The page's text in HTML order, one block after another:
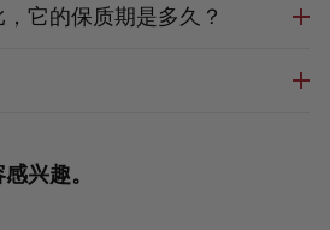
它的保质期是多久？
兴趣。